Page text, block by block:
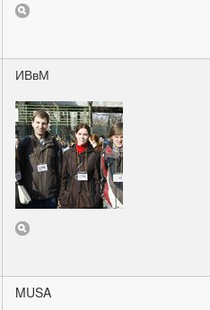
ИВвМ
MUSA